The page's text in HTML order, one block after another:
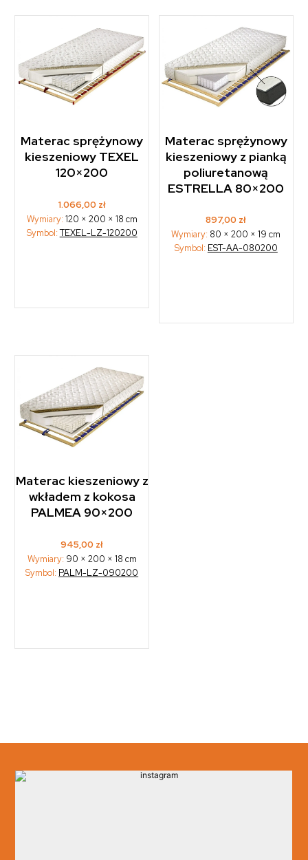
Materac sprężynowy
kieszeniowy TEXEL
120×200
1.066,00 zł
Wymiary: 120 × 200 × 18 cm
Symbol:TEXEL-LZ-120200
Materac sprężynowy
kieszeniowy z pianką
poliuretanową
ESTRELLA 80×200
897,00 zł
Wymiary: 80 × 200 × 19 cm
Symbol: EST-AA-080200
Materac kieszeniowy z
wkładem z kokosa
PALMEA 90×200
945,00 zł
Wymiary: 90 × 200 × 18 cm
Symbol: PALM-LZ-090200